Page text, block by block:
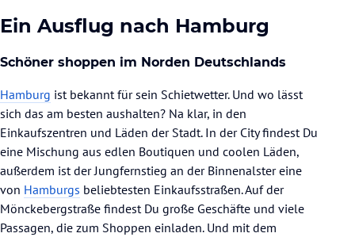
Ein Ausflug nach Hamburg
Schöner shoppen im Norden Deutschlands
Hamburg ist bekannt für sein Schietwetter. Und wo lässt
sich das am besten aushalten? Na klar, in den
Einkaufszentren und Läden der Stadt. In der City findest Du
eine Mischung aus edlen Boutiquen und coolen Läden,
außerdem ist der Jungfernstieg an der Binnenalster eine
von Hamburgs beliebtesten Einkaufsstraßen. Auf der
Mönckebergstraße findest Du große Geschäfte und viele
Passagen, die zum Shoppen einladen. Und mit dem